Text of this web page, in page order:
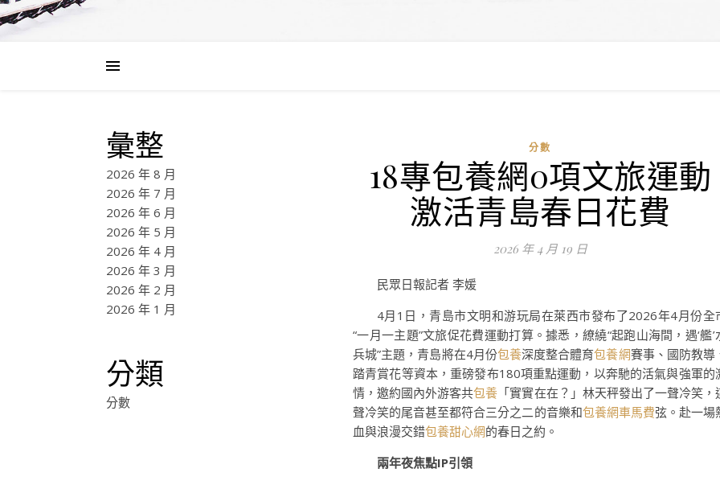
彙整
2026 年 8 月
2026 年 7 月
2026 年 6 月
2026 年 5 月
2026 年 4 月
2026 年 3 月
2026 年 2 月
2026 年 1 月
分類
分數
分數
18專包養網0項文旅運動
激活青島春日花費
2026 年 4 月 19 日
民眾日報記者 李媛
4月1日，青島市文明和游玩局在萊西市發布了2026年4月份全
“一月一主題”文旅促花費運動打算。據悉，繚繞“起跑山海間，遇‘艦’
兵城”主題，青島將在4月份包養深度整合體育包養網賽事、國防教導
踏青賞花等資本，重磅發布180項重點運動，以奔馳的活氣與強軍的
情，邀約國內外游客共包養 「實實在在？」林天秤發出了一聲冷笑，
聲冷笑的尾音甚至都符合三分之二的音樂和包養網車馬費弦。赴一場
血與浪漫交錯包養甜心網的春日之約。
兩年夜焦點IP引領